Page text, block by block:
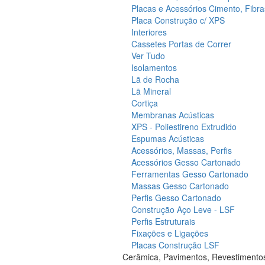
Placas e Acessórios Cimento,
Placa Construção c/ XPS
Interiores
Cassetes Portas de Correr
Ver Tudo
Isolamentos
Lã de Rocha
Lã Mineral
Cortiça
Membranas Acústicas
XPS - Poliestireno Extrudido
Espumas Acústicas
Acessórios, Massas, Perfis
Acessórios Gesso Cartonado
Ferramentas Gesso Cartonado
Massas Gesso Cartonado
Perfis Gesso Cartonado
Construção Aço Leve - LSF
Perfis Estruturais
Fixações e Ligações
Placas Construção LSF
Cerâmica, Pavimentos,